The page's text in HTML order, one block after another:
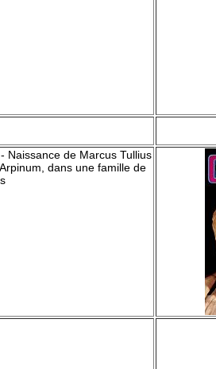
Naissance de Marcus Tullius
dans une famille de